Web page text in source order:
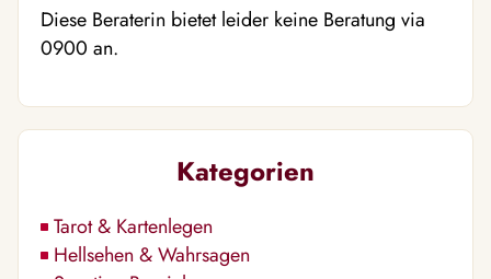
Diese Beraterin bietet leider keine Beratung via
0900 an.
Kategorien
Tarot & Kartenlegen
Hellsehen & Wahrsagen